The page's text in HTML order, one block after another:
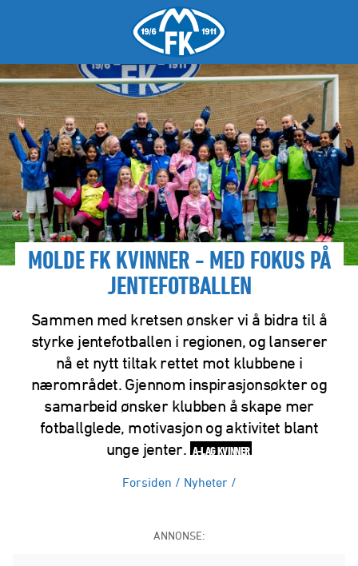
MOLDE FK KVINNER - MED FOKUS PÅ
JENTEFOTBALLEN
Sammen med kretsen ønsker vi å bidra til å
styrke jentefotballen i regionen, og lanserer
nå et nytt tiltak rettet mot klubbene i
nærområdet. Gjennom inspirasjonsøkter og
samarbeid ønsker klubben å skape mer
fotballglede, motivasjon og aktivitet blant
unge jenter. A-LAG KVINNER
Forsiden / Nyheter /
ANNONSE: